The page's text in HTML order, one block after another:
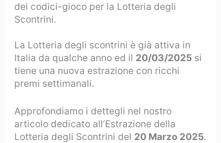
dei codici-gioco per la Lotteria degli
Scontrini.
La Lotteria degli scontrini è già attiva in
Italia da qualche anno ed il 20/03/2025 si
tiene una nuova estrazione con ricchi
premi settimanali.
Approfondiamo i dettegli nel nostro
articolo dedicato all’Estrazione della
Lotteria degli Scontrini del 20 Marzo 2025.